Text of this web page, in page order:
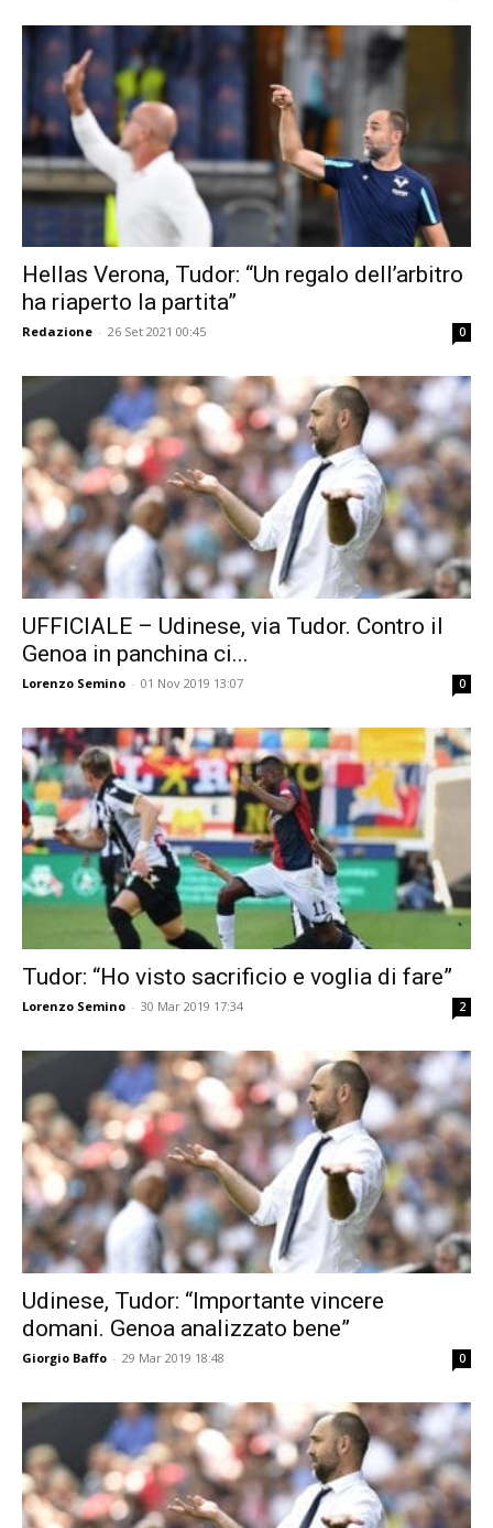
Hellas Verona, Tudor: “Un regalo dell’arbitro
ha riaperto la partita”
Redazione - 26 Set 2021 00:45 0
UFFICIALE – Udinese, via Tudor. Contro il
Genoa in panchina ci...
Lorenzo Semino - 01 Nov 2019 13:07 0
Tudor: “Ho visto sacrificio e voglia di fare”
Lorenzo Semino - 30 Mar 2019 17:34 2
Udinese, Tudor: “Importante vincere
domani. Genoa analizzato bene”
Giorgio Baffo - 29 Mar 2019 18:48 0